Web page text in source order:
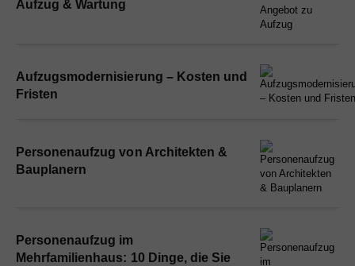
Aufzug & Wartung
Aufzugsmodernisierung – Kosten und
Fristen
Personenaufzug von Architekten &
Bauplanern
Personenaufzug im
Mehrfamilienhaus: 10 Dinge, die Sie